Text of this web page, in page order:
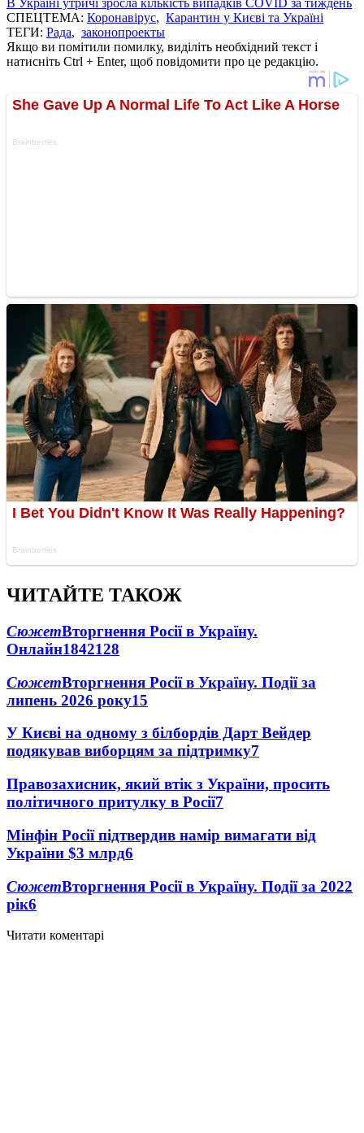
СПЕЦТЕМА: Коронавірус, Карантин у Києві та Україні
ТЕГИ: Рада, законопроекты
Якщо ви помітили помилку, виділіть необхідний текст і
натисніть Ctrl + Enter, щоб повідомити про це редакцію.
ЧИТАЙТЕ ТАКОЖ
СюжетВторгнення Росії в Україну.
Онлайн1842128
СюжетВторгнення Росії в Україну. Події за
липень 2026 року15
У Києві на одному з білбордів Дарт Вейдер
подякував виборцям за підтримку7
Правозахисник, який втік з України, просить
політичного притулку в Росії7
Мінфін Росії підтвердив намір вимагати від
України $3 млрд6
СюжетВторгнення Росії в Україну. Події за 2022
рік6
Читати коментарі